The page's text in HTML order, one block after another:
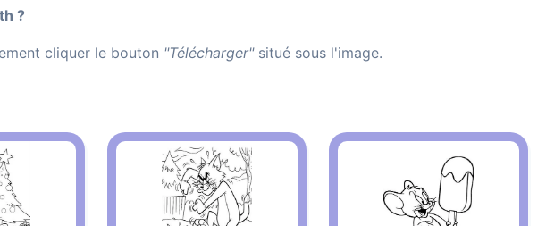
?
cliquer le bouton "Télécharger"situé sous l'image.